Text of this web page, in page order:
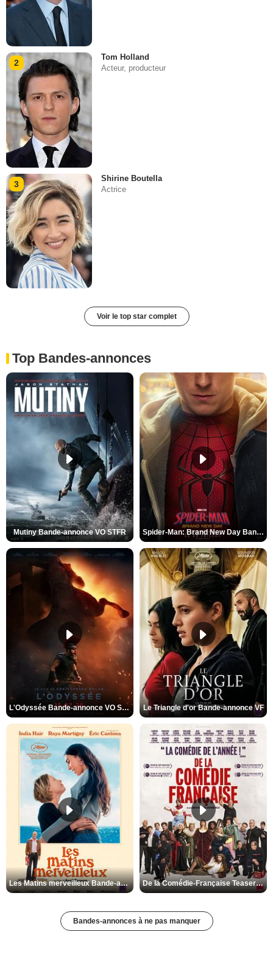
2
Tom Holland
Acteur, producteur
3
Shirine Boutella
Actrice
Voir le top star complet
Top Bandes-annonces
Mutiny Bande-annonce VO STFR Spider-Man: Brand New Day Bande-annonce VO STFR
L'Odyssée Bande-annonce VO STFR Le Triangle d'or Bande-annonce VF
Les Matins merveilleux Bande-annonce VF De la Comédie-Française Teaser VF
Bandes-annonces à ne pas manquer